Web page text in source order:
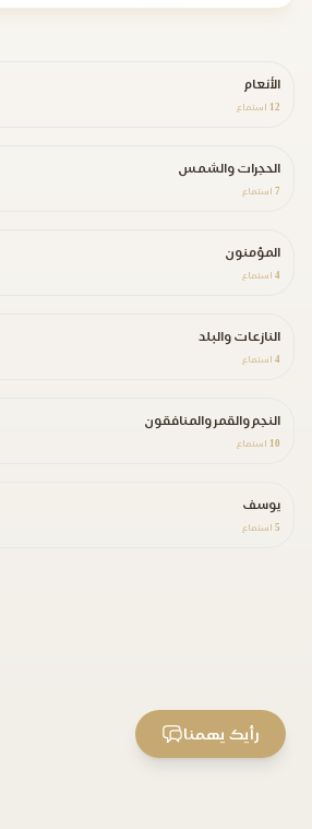
الأنعام
12 استماع
الحجرات والشمس
7 استماع
المؤمنون
4 استماع
النازعات والبلد
4 استماع
النجم والقمر والمنافقون
10 استماع
يوسف
5 استماع
رأيك يهمنا